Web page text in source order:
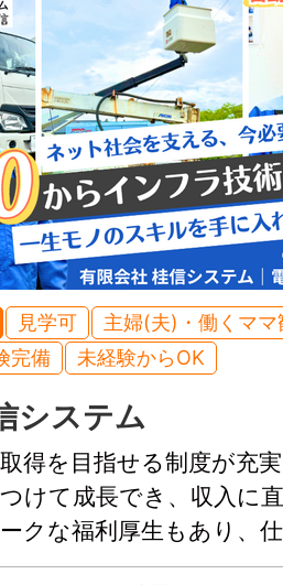
見学可
主婦(夫)・働くママ
完備
未経験からOK
システム
得を目指せる制度が充
けて成長でき、収入に
クな福利厚生もあり、
職場です。チームで動